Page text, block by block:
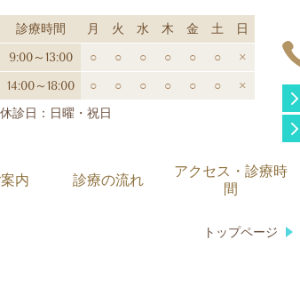
診療時間 月 火 水 木 金 土
日
9:00～13:00
○ ○ ○ ○ ○ ○
×
14:00～18:00
○ ○ ○ ○ ○ ○ ×
休診日：日曜・祝日
内 診療の流れ
アクセス・診療時
間
トップページ